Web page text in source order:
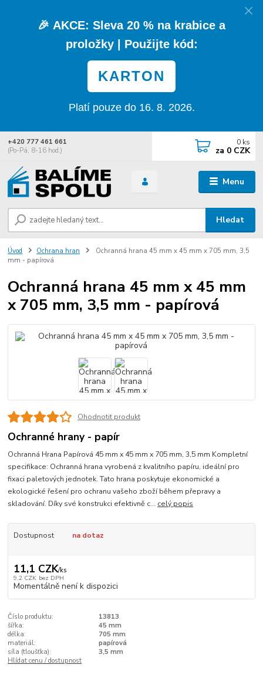
🎉 AKCE: Sleva 20 % na krabice a
proložky| Použijte kód:
KARTON
Platí pouze do 16. 8. 2026.
Menu
Hledat
+420 777 461 661
(Po-Pá, 8-16 hod.)
0 ks
za 0 CZK
Úvod Ochrana hran
Ochranná hrana 45 mm x 45 mm x 705 mm, 3,5
mm - papírová
Ochranná hrana 45 mm x 45 mm
x 705 mm, 3,5 mm - papírová
Ohodnotit produkt
Ochranné hrany - papír
Ochranná Hrana Papírová 45 mm x 45 mm x 705 mm, 3,5 mm Kompletní
specifikace: Ochranná hrana vyrobená z kvalitního papíru, ideální pro
fixaci paletových jednotek. Tato hrana poskytuje ekonomické a
ekologické řešení pro ochranu vašeho zboží během přepravy a
skladování. Díky své konstrukci efektivně c... celý popis
Dostupnost na dotaz
11,1 CZK/ks
9,2 CZK bez DPH
Momentálně není k dispozici
Číslo produktu:
13813
šířka:
45 mm
délka:
705 mm
materiál:
papírová
síla (tloušťka):
3,5 mm
Hlídat cenu / dostupnost